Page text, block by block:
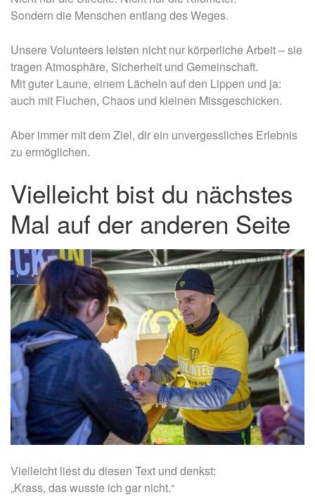
Sondern die Menschen entlang des Weges.
Unsere Volunteers leisten nicht nur körperliche Arbeit – sie
tragen Atmosphäre, Sicherheit und Gemeinschaft.
Mit guter Laune, einem Lächeln auf den Lippen und ja:
auch mit Fluchen, Chaos und kleinen Missgeschicken.
Aber immer mit dem Ziel, dir ein unvergessliches Erlebnis
zu ermöglichen.
Vielleicht bist du nächstes
Mal auf der anderen Seite
Vielleicht liest du diesen Text und denkst:
„Krass, das wusste ich gar nicht.“